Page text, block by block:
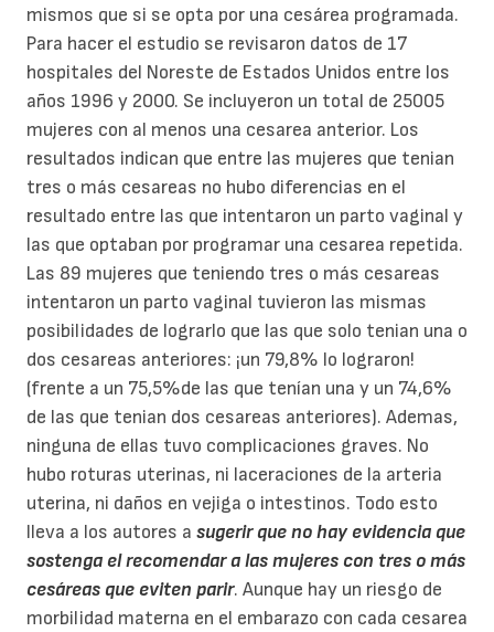
mismos que si se opta por una cesárea programada.
Para hacer el estudio se revisaron datos de 17
hospitales del Noreste de Estados Unidos entre los
años 1996 y 2000. Se incluyeron un total de 25005
mujeres con al menos una cesarea anterior. Los
resultados indican que entre las mujeres que tenian
tres o más cesareas no hubo diferencias en el
resultado entre las que intentaron un parto vaginal y
las que optaban por programar una cesarea repetida.
Las 89 mujeres que teniendo tres o más cesareas
intentaron un parto vaginal tuvieron las mismas
posibilidades de lograrlo que las que solo tenian una o
dos cesareas anteriores: ¡un 79,8% lo lograron!
(frente a un 75,5%de las que tenían una y un 74,6%
de las que tenian dos cesareas anteriores). Ademas,
ninguna de ellas tuvo complicaciones graves. No
hubo roturas uterinas, ni laceraciones de la arteria
uterina, ni daños en vejiga o intestinos. Todo esto
lleva a los autores a sugerir que no hay evidencia que
sostenga el recomendar a las mujeres con tres o más
cesáreas que eviten parir. Aunque hay un riesgo de
morbilidad materna en el embarazo con cada cesarea